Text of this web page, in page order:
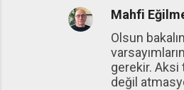
Mahfi
Olsun
gerekir. Aksi
değil